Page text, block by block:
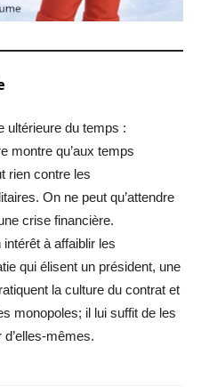
ultérieure du temps :
montre qu’aux temps
rien contre les
On ne peut qu’attendre
crise financière.
intérêt à affaiblir les
qui élisent un président, une
la culture du contrat et
monopoles; il lui suffit de les
d’elles-mêmes.